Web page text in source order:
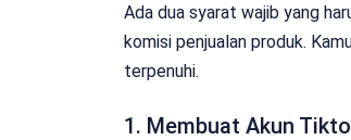
Ada dua syarat wajib yang
komisi penjualan produk.
terpenuhi.
1. Membuat Akun